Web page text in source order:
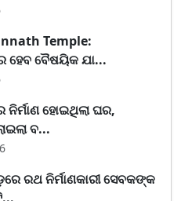
Temple:
ହେବ ବୈଷୟିକ ଯା...
ହୋଇଥିଲା ଘର,
ବ...
ରଥ ନିର୍ମାଣକାରୀ ସେବକଙ୍କ